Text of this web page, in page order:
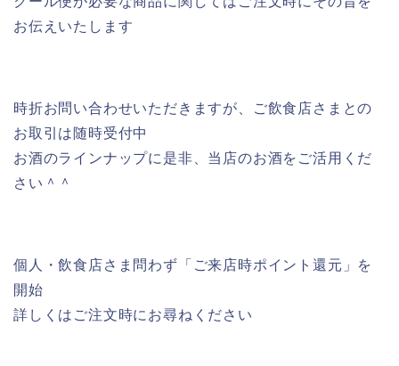
お伝えいたします
時折お問い合わせいただきますが、ご飲食店さまとの
お取引は随時受付中
お酒のラインナップに是非、当店のお酒をご活用くだ
さい＾＾
個人・飲食店さま問わず「ご来店時ポイント還元」を
開始
詳しくはご注文時にお尋ねください